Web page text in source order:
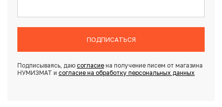
ПОДПИСАТЬСЯ
Подписываясь, даю согласиена получение писем от магазина
НУМИЗМАТ и согласие на обработку персональных данных